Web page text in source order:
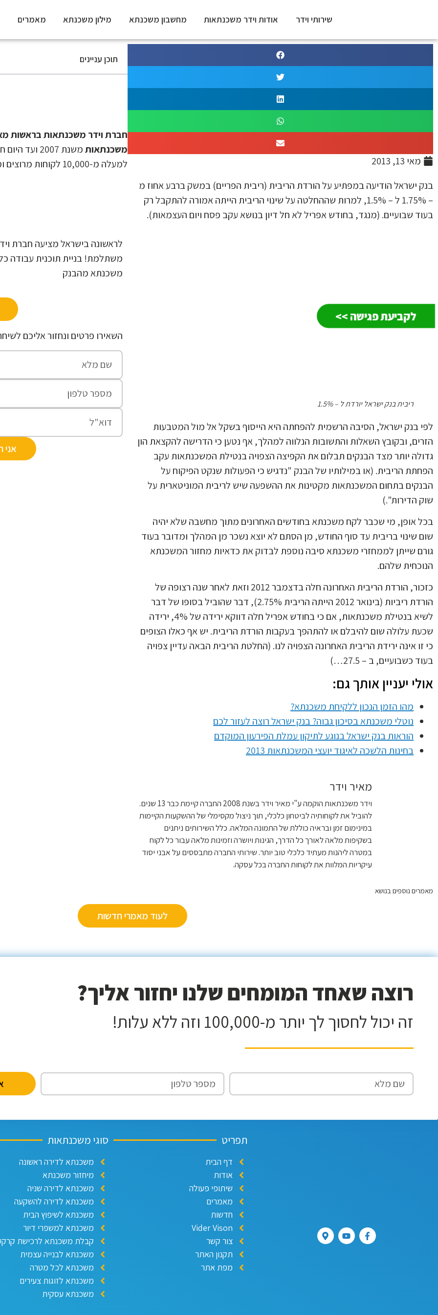
לקביעת פגישה >>
שירותי וידר אודות וידר משכנתאות מחשבון משכנתא מילון משכנתא מאמרים
ריבית בנק ישראל
יורדת ל – 1.5%
דף הבית〉חדשות〉ריבית בנק ישראל יורדת ל – 1.5%
מאי 13, 2013
בנק ישראל הודיעה במפתיע על הורדת הריבית (ריבית הפריים) במשק ברבע אחוז מ
– 1.75% ל – 1.5%, למרות שההחלטה על שינוי הריבית הייתה אמורה להתקבל רק
בעוד שבועיים. (מנגד, בחודש אפריל לא חל דיון בנושא עקב פסח ויום העצמאות).
ריבית בנק ישראל יורדת ל – 1.5%
לפי בנק ישראל, הסיבה הרשמית להפחתה היא הייסוף בשקל אל מול המטבעות
הזרים, ובקובץ השאלות והתשובות הנלווה למהלך, אף נטען כי הדרישה להקצאת הון
גדולה יותר מצד הבנקים תבלום את הקפיצה הצפויה בנטילת המשכנתאות עקב
הפחתת הריבית. (או במילותיו של הבנק "נדגיש כי הפעולות שנקט הפיקוח על
הבנקים בתחום המשכנתאות מקטינות את ההשפעה שיש לריבית המוניטארית על
שוק הדירות".)
בכל אופן, מי שכבר לקח משכנתא בחודשים האחרונים מתוך מחשבה שלא יהיה
שום שינוי בריבית עד סוף החודש, מן הסתם לא יוצא נשכר מן המהלך ומדובר בעוד
גורם שייתן לממחזרי משכנתא סיבה נוספת לבדוק את כדאיות מחזור המשכנתא
הנוכחית שלהם.
כזכור, הורדת הריבית האחרונה חלה בדצמבר 2012 וזאת לאחר שנה רצופה של
הורדת ריביות (בינואר 2012 הייתה הריבית 2.75%), דבר שהוביל בסופו של דבר
לשיא בנטילת משכנתאות, אם כי בחודש אפריל חלה דווקא ירידה של 4%, ירידה
שכעת עלולה שום להיבלם או להתהפך בעקבות הורדת הריבית. יש אף כאלו הצופים
כי זו אינה ירידת הריבית האחרונה הצפויה לנו. (החלטת הריבית הבאה עדיין צפויה
בעוד כשבועיים, ב – 27.5…)
אולי יעניין אותך גם:
מהו הזמן הנכון ללקיחת משכנתא?
נוטלי משכנתא בסיכון גבוה? בנק ישראל רוצה לעזור לכם
הוראות בנק ישראל בנוגע לתיקון עמלת הפירעון המוקדם
בחינות הלשכה לאיגוד יועצי המשכנתאות 2013
מאיר וידר
וידר משכנתאות הוקמה ע"י מאיר וידר בשנת 2008 החברה קיימת כבר 13 שנים.
להוביל את לקוחותיה לביטחון כלכלי, תוך ניצול מקסימלי של ההשקעות הקיימות
במינימום זמן ובראיה כוללת של התמונה המלאה. כלל השירותים ניתנים
בשקיפות מלאה לאורך כל הדרך, הגינות ויושרה וזמינות מלאה עבור כל לקוח
במטרה ליהנות מעתיד כלכלי טוב יותר. שירותי החברה מתבססים על אבני יסוד
עיקריות המלוות את לקוחות החברה בכל עסקה.
תוכן עניינים
חברת וידר משכנתאות בראשות
משכנתאות
למעלה מ-10,000 לקוחות מרוצים וממליצים.
לראשונה בישראל מציעה חברת
משתלמת! בניית תוכנית עבודה
משכנתא מהבנק
השאירו פרטים ונחזור אליכם
אני
מאמרים נוספים בנושא
לעוד מאמרי חדשות
רוצה שאחד המומחים שלנו יחזור אליך?
זה יכול לחסוך לך יותר מ-100,000 וזה ללא עלות!
תפריט
דף הבית
אודות
שיתופי פעולה
מאמרים
חדשות
Vider Vison
צור קשר
תקנון האתר
מפת אתר
סוגי משכנתאות
משכנתא לדירה ראשונה
מיחזור משכנתא
משכנתא לדירה שניה
משכנתא לדירה להשקעה
משכנתא לשיפוץ הבית
משכנתא למשפרי דיור
קבלת משכנתא לרכישת
משכנתא לבנייה עצמית
משכנתא לכל מטרה
משכנתא לזוגות צעירים
משכנתא עסקית